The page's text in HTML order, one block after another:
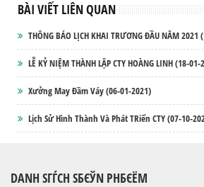
BÀI VIẾT LIÊN QUAN
THÔNG BÁO LỊCH KHAI TRƯƠNG ĐẦU NĂM 2021
LỄ KỶ NIỆM THÀNH LẬP CTY HOÀNG LINH(18-01-
Xưởng May Đầm Váy(06-01-2021)
Lịch Sử Hình Thành Và Phát TRiển CTY(07-10-
DANH SГЃCH SБЄЎN PHБЄЁM